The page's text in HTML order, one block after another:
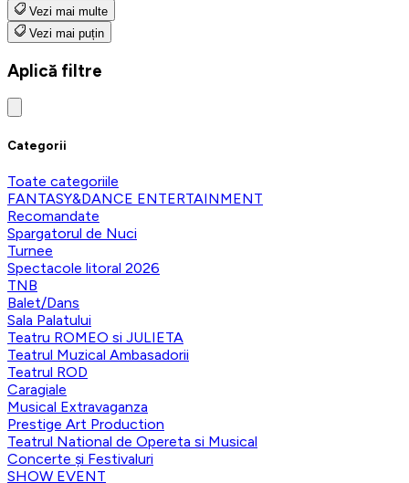
Vezi mai multe
Vezi mai puțin
Aplică filtre
Categorii
Toate categoriile
FANTASY&DANCE ENTERTAINMENT
Recomandate
Spargatorul de Nuci
Turnee
Spectacole litoral 2026
TNB
Balet/Dans
Sala Palatului
Teatru ROMEO si JULIETA
Teatrul Muzical Ambasadorii
Teatrul ROD
Caragiale
Musical Extravaganza
Prestige Art Production
Teatrul National de Opereta si Musical
Concerte și Festivaluri
SHOW EVENT